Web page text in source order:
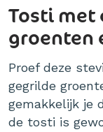
Tosti met
groenten
Proef deze
gegrilde
gemakkelijk je
de tosti is